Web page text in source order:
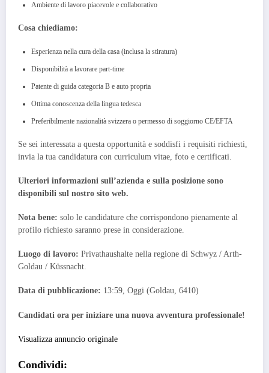
Ambiente di lavoro piacevole e collaborativo
Cosa chiediamo:
Esperienza nella cura della casa (inclusa la stiratura)
Disponibilità a lavorare part-time
Patente di guida categoria B e auto propria
Ottima conoscenza della lingua tedesca
Preferibilmente nazionalità svizzera o permesso di soggiorno CE/EFTA
Se sei interessata a questa opportunità e soddisfi i requisiti richiesti,
invia la tua candidatura con curriculum vitae, foto e certificati.
Ulteriori informazioni sull’azienda e sulla posizione sono
disponibili sul nostro sito web.
Nota bene: solo le candidature che corrispondono pienamente al
profilo richiesto saranno prese in considerazione.
Luogo di lavoro: Privathaushalte nella regione di Schwyz / Arth-
Goldau / Küssnacht.
Data di pubblicazione: 13:59, Oggi (Goldau, 6410)
Candidati ora per iniziare una nuova avventura professionale!
Visualizza annuncio originale
Condividi: